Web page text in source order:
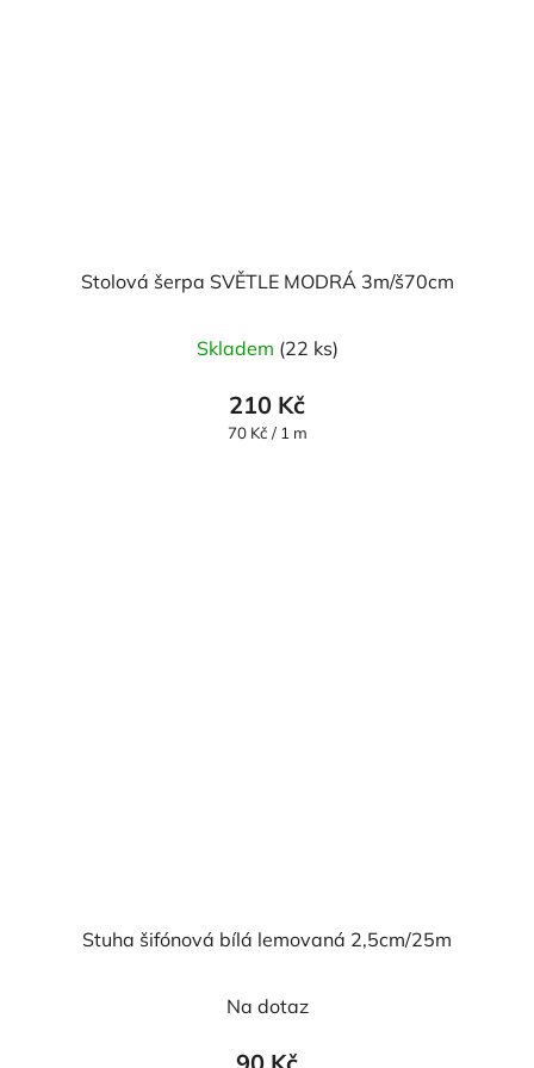
Stolová šerpa SVĚTLE MODRÁ 3m/š70cm
hodnocení
produktu
je
Skladem (22 ks)
210 Kč
Měrná
70 Kč / 1 m
Stuha šifónová bílá lemovaná 2,5cm/25m
hodnocení
produktu
Na dotaz